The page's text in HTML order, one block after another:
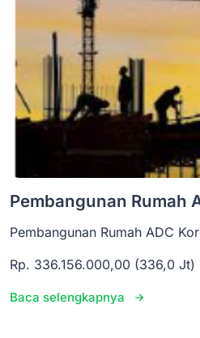
Pembangunan Rumah
Pembangunan Rumah ADC
Rp. 336.156.000,00 (336,0 Jt)
Baca selengkapnya